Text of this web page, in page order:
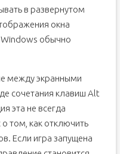
в развернутом
окна
обычно
между экранными
сочетания клавиш Alt
эта не всегда
том, как отключить
Если игра запущена